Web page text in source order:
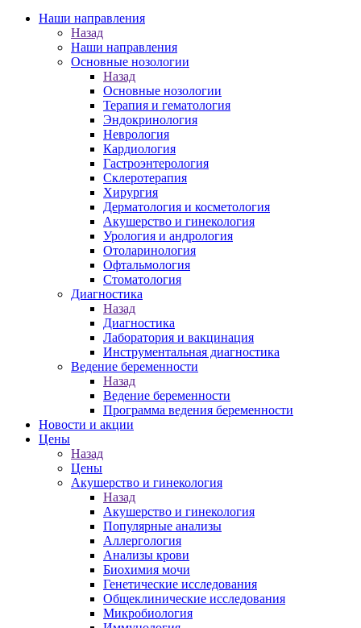
Наши направления
Назад
Наши направления
Основные нозологии
Назад
Основные нозологии
Терапия и гематология
Эндокринология
Неврология
Кардиология
Гастроэнтерология
Склеротерапия
Хирургия
Дерматология и косметология
Акушерство и гинекология
Урология и андрология
Отоларинология
Офтальмология
Стоматология
Диагностика
Назад
Диагностика
Лаборатория и вакцинация
Инструментальная диагностика
Ведение беременности
Назад
Ведение беременности
Программа ведения беременности
Новости и акции
Цены
Назад
Цены
Акушерство и гинекология
Назад
Акушерство и гинекология
Популярные анализы
Аллергология
Анализы крови
Биохимия мочи
Генетические исследования
Общеклинические исследования
Микробиология